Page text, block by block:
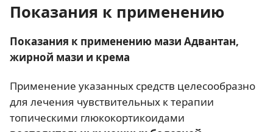
Показания к применению
Показания к применению мази Адвантан,
жирной мази и крема
Применение указанных средств целесообразно
для лечения чувствительных к терапии
топическими глюкокортикоидами